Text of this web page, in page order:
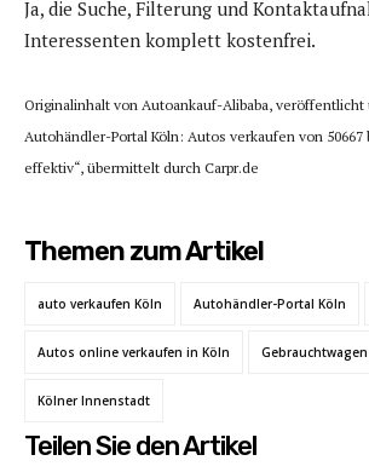
Ja, die Suche, Filterung und
Interessenten komplett kostenfrei.
Originalinhalt von Autoankauf-Alibaba,
Autohändler-Portal Köln: Autos verkaufen von 50667
effektiv“, übermittelt durch Carpr.de
Themen zum Artikel
auto verkaufen Köln Autohändler-Portal Köln
Autos online verkaufen in Köln
Kölner Innenstadt
Teilen Sie den Artikel